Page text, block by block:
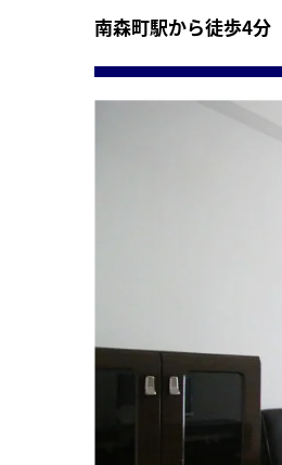
南森町駅から徒歩4分